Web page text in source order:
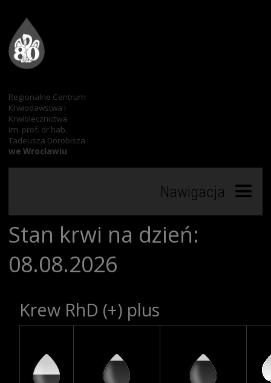
Regionalne Centrum
Krwiodawstwa i
Krwiolecznictwa
im. prof. dr hab.
Tadeusza Dorobisza
we Wrocławiu
Nawigacja
RCKiK
Stan krwi na dzień:
08.08.2026
Krew RhD (+) plus